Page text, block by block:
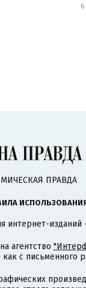
6
ПРАВДА
интернет-
агентство
с письменного